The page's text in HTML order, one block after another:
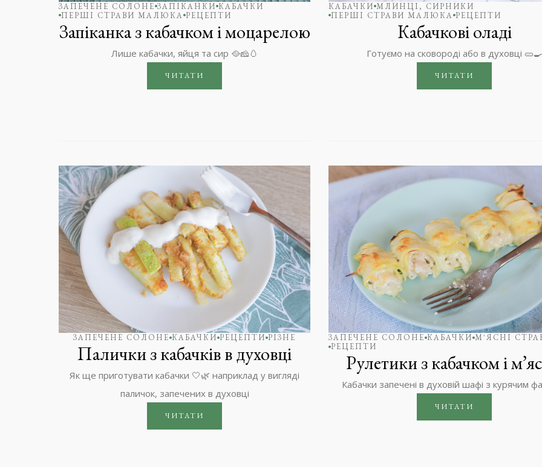
ЗАПЕЧЕНЕ СОЛОНЕ ЗАПІКАНКИ КАБАЧКИ
ПЕРШІ СТРАВИ МАЛЮКА РЕЦЕПТИ
Запіканка з кабачком і моцарелою
Лише кабачки, яйця та сир 🥘🧀🥚
ЧИТАТИ
КАБАЧКИ МЛИНЦІ, СИРНИКИ
ПЕРШІ СТРАВИ МАЛЮКА РЕЦЕПТИ
Кабачкові оладі
Готуємо на сковороді або в духовці 🥒🍳
ЧИТАТИ
ЗАПЕЧЕНЕ СОЛОНЕ КАБАЧКИ РЕЦЕПТИ РІЗНЕ
Палички з кабачків в духовці
Як ще приготувати кабачки 🤍🌿 наприклад у вигляді
паличок, запечених в духовці
ЧИТАТИ
ЗАПЕЧЕНЕ СОЛОНЕ КАБАЧКИ М'ЯСНІ
РЕЦЕПТИ
Рулетики з кабачком і
Кабачки запечені в духовій шафі з курячим
ЧИТАТИ